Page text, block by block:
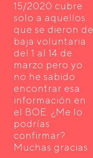
15/2020 cubre
solo a aquellos
que se dieron de
baja voluntaria
del 1 al 14 de
marzo pero yo
no he sabido
encontrar esa
información en
el BOE. ¿Me lo
podrías
confirmar?
Muchas gracias.